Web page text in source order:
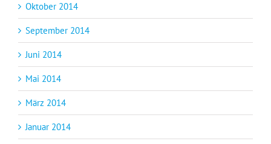
Oktober 2014
September 2014
Juni 2014
Mai 2014
März 2014
Januar 2014